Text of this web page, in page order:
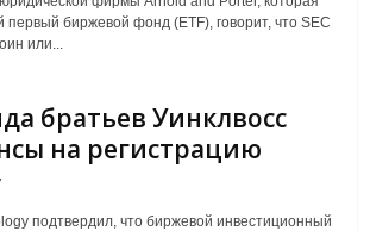
биржевой фонд (ETF), говорит, что SEC
или...
братьев Уинклвосс
на регистрацию
подтвердил, что биржевой инвестиционный